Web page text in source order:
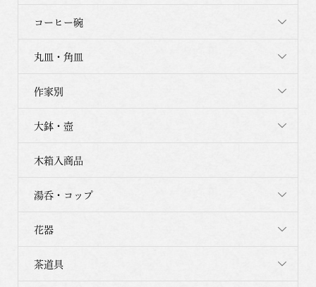
コーヒー碗
丸皿・角皿
作家別
大鉢・壺
木箱入商品
湯呑・コップ
花器
茶道具